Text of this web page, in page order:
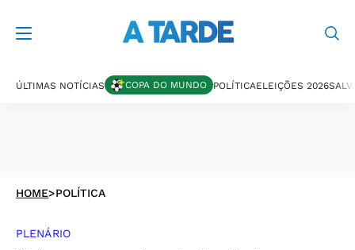
ÚLTIMAS NOTÍCIAS COPA DO MUNDO POLÍTICAELEIÇÕES 2026
HOME>POLÍTICA
PLENÁRIO